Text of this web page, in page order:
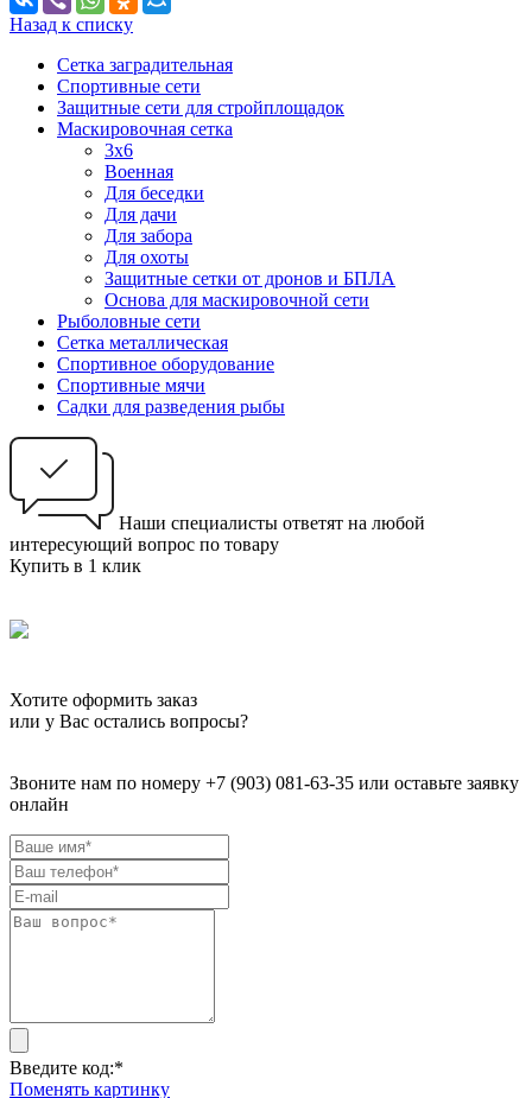
Назад к списку
Сетка заградительная
Спортивные сети
Защитные сети для стройплощадок
Маскировочная сетка
3х6
Военная
Для беседки
Для дачи
Для забора
Для охоты
Защитные сетки от дронов и БПЛА
Основа для маскировочной сети
Рыболовные сети
Сетка металлическая
Спортивное оборудование
Спортивные мячи
Садки для разведения рыбы
Наши специалисты ответят на любой
интересующий вопрос по товару
Купить в 1 клик
Хотите оформить заказ
или у Вас остались вопросы?
Звоните нам по номеру +7 (903) 081-63-35 или оставьте заявку
онлайн
Введите код:*
Поменять картинку